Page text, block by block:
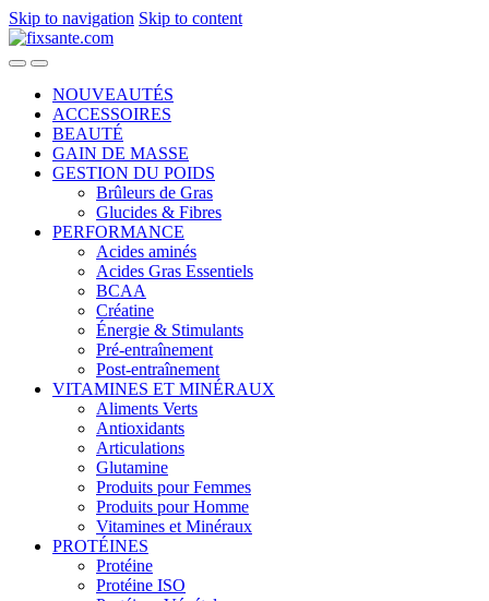
Skip to navigation Skip to content
NOUVEAUTÉS
ACCESSOIRES
BEAUTÉ
GAIN DE MASSE
GESTION DU POIDS
Brûleurs de Gras
Glucides & Fibres
PERFORMANCE
Acides aminés
Acides Gras Essentiels
BCAA
Créatine
Énergie & Stimulants
Pré-entraînement
Post-entraînement
VITAMINES ET MINÉRAUX
Aliments Verts
Antioxidants
Articulations
Glutamine
Produits pour Femmes
Produits pour Homme
Vitamines et Minéraux
PROTÉINES
Protéine
Protéine ISO